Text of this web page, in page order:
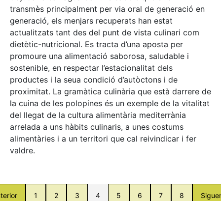
transmès principalment per via oral de generació en
generació, els menjars recuperats han estat
actualitzats tant des del punt de vista culinari com
dietètic-nutricional. Es tracta d’una aposta per
promoure una alimentació saborosa, saludable i
sostenible, en respectar l’estacionalitat dels
productes i la seua condició d’autòctons i de
proximitat. La gramàtica culinària que està darrere de
la cuina de les polopines és un exemple de la vitalitat
del llegat de la cultura alimentària mediterrània
arrelada a uns hàbits culinaris, a unes costums
alimentàries i a un territori que cal reivindicar i fer
valdre.
1 2 3 4 5 6 7 8